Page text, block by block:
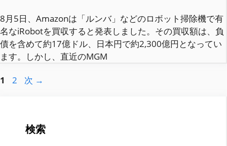
8月5日、Amazonは「ルンバ」などのロボット掃除機で有
名なiRobotを買収すると発表しました。その買収額は、負
債を含めて約17億ドル、日本円で約2,300億円となってい
ます。しかし、直近のMGM
ペ
1
ペ
2 次 →
検索